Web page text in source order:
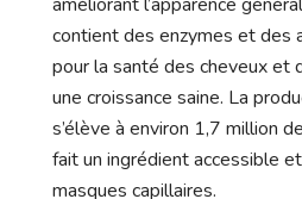
contient des enzymes et des
pour la santé des cheveux et
une croissance saine. La
s’élève à environ 1,7 million
fait un ingrédient accessible
masques capillaires.